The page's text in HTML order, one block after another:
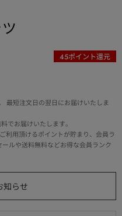
45ポイント還元
最短注文日の翌日にお届けいたしま
でお届けいたします。
利用頂けるポイントが貯まり、会員ラ
ルや送料無料などお得な会員ランク